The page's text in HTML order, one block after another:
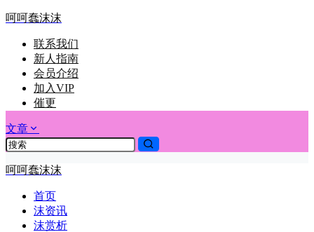
呵呵蠢沫沫
联系我们
新人指南
会员介绍
加入VIP
催更
文章
呵呵蠢沫沫
首页
沫资讯
沫赏析